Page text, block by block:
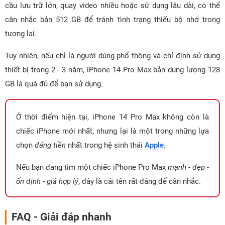
cầu lưu trữ lớn, quay video nhiều hoặc sử dụng lâu dài, có thể
cân nhắc bản 512 GB để tránh tình trạng thiếu bộ nhớ trong
tương lai.
Tuy nhiên, nếu chỉ là người dùng phổ thông và chỉ định sử dụng
thiết bị trong 2 - 3 năm, iPhone 14 Pro Max bản dung lượng 128
GB là quá đủ để bạn sử dụng.
Ở thời điểm hiện tại, iPhone 14 Pro Max không còn là
chiếc iPhone mới nhất, nhưng lại là một trong những lựa
chọn đáng tiền nhất trong hệ sinh thái Apple.
Nếu bạn đang tìm một chiếc iPhone Pro Max mạnh - đẹp -
ổn định - giá hợp lý, đây là cái tên rất đáng để cân nhắc.
FAQ - Giải đáp nhanh